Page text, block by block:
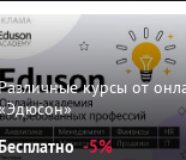
Различные курсы от
Бесплатно -5%